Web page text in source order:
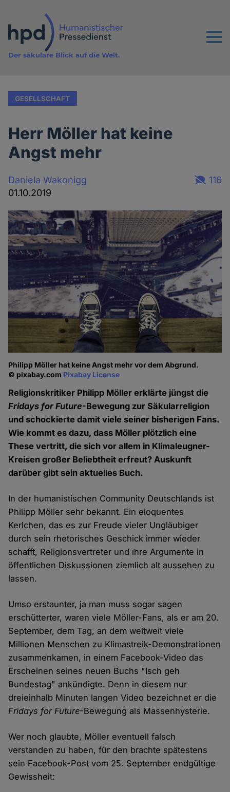
Inhalt
Menu
Der säkulare Blick auf die Welt.
GESELLSCHAFT
Herr Möller hat keine
Angst mehr
Daniela Wakonigg
01.10.2019
116
Philipp Möller hat keine Angst mehr vor dem Abgrund.
© pixabay.com Pixabay License
Religionskritiker Philipp Möller erklärte jüngst die
Fridays for Future-Bewegung zur Säkularreligion
und schockierte damit viele seiner bisherigen Fans.
Wie kommt es dazu, dass Möller plötzlich eine
These vertritt, die sich vor allem in Klimaleugner-
Kreisen großer Beliebtheit erfreut? Auskunft
darüber gibt sein aktuelles Buch.
In der humanistischen Community Deutschlands ist
Philipp Möller sehr bekannt. Ein eloquentes
Kerlchen, das es zur Freude vieler Ungläubiger
durch sein rhetorisches Geschick immer wieder
schafft, Religionsvertreter und ihre Argumente in
öffentlichen Diskussionen ziemlich alt aussehen zu
lassen.
Umso erstaunter, ja man muss sogar sagen
erschütterter, waren viele Möller-Fans, als er am 20.
September, dem Tag, an dem weltweit viele
Millionen Menschen zu Klimastreik-Demonstrationen
zusammenkamen, in einem Facebook-Video das
Erscheinen seines neuen Buchs "Isch geh
Bundestag" ankündigte. Denn in diesem nur
dreieinhalb Minuten langen Video bezeichnet er die
Fridays for Future-Bewegung als Massenhysterie.
Wer noch glaubte, Möller eventuell falsch
verstanden zu haben, für den brachte spätestens
sein Facebook-Post vom 25. September endgültige
Gewissheit: